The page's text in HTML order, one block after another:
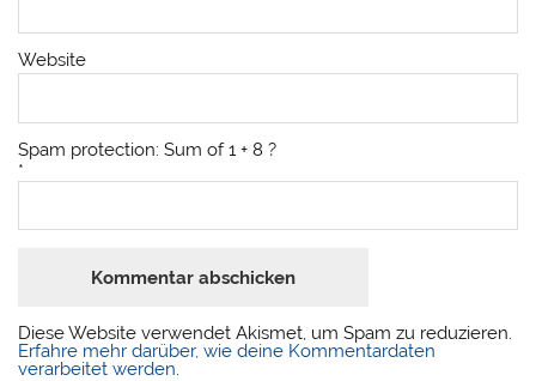
Website
Spam protection: Sum of 1 + 8 ?
*
Diese Website verwendet Akismet, um Spam zu reduzieren.
Erfahre mehr darüber, wie deine Kommentardaten
verarbeitet werden.